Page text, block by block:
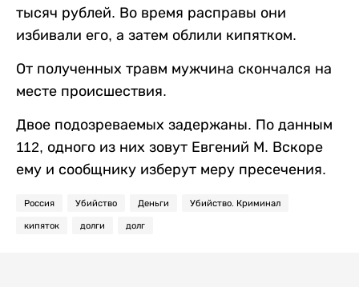
тысяч рублей. Во время расправы они
избивали его, а затем облили кипятком.
От полученных травм мужчина скончался на
месте происшествия.
Двое подозреваемых задержаны. По данным
112, одного из них зовут Евгений М. Вскоре
ему и сообщнику изберут меру пресечения.
Россия Убийство Деньги Убийство. Криминал
кипяток долги долг